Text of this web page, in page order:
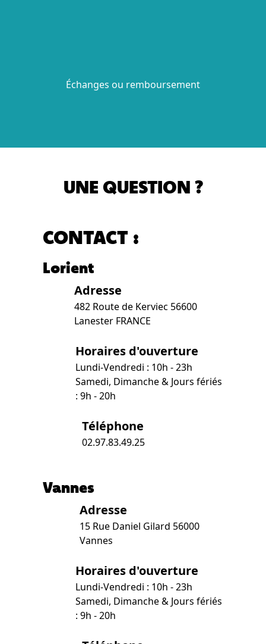
Échanges ou remboursement
UNE QUESTION ?
CONTACT :
Lorient
Adresse
482 Route de Kerviec 56600
Lanester FRANCE
Horaires d'ouverture
Lundi-Vendredi : 10h - 23h
Samedi, Dimanche & Jours fériés
: 9h - 20h
Téléphone
02.97.83.49.25
Vannes
Adresse
15 Rue Daniel Gilard 56000
Vannes
Horaires d'ouverture
Lundi-Vendredi : 10h - 23h
Samedi, Dimanche & Jours fériés
: 9h - 20h